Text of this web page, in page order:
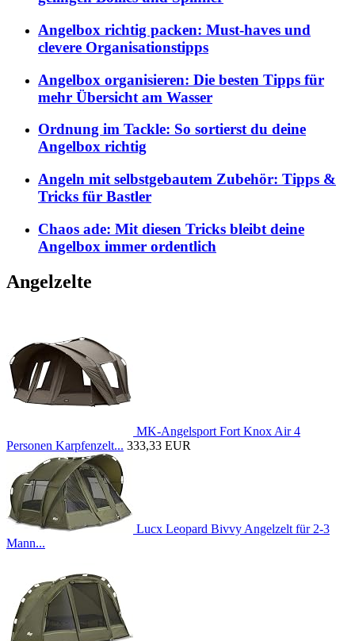
Angelbox richtig packen: Must-haves und
clevere Organisationstipps
Angelbox organisieren: Die besten Tipps für
mehr Übersicht am Wasser
Ordnung im Tackle: So sortierst du deine
Angelbox richtig
Angeln mit selbstgebautem Zubehör: Tipps &
Tricks für Bastler
Chaos ade: Mit diesen Tricks bleibt deine
Angelbox immer ordentlich
Angelzelte
MK-Angelsport Fort Knox Air 4
Personen Karpfenzelt... 333,33 EUR
Lucx Leopard Bivvy Angelzelt für 2-3
Mann...